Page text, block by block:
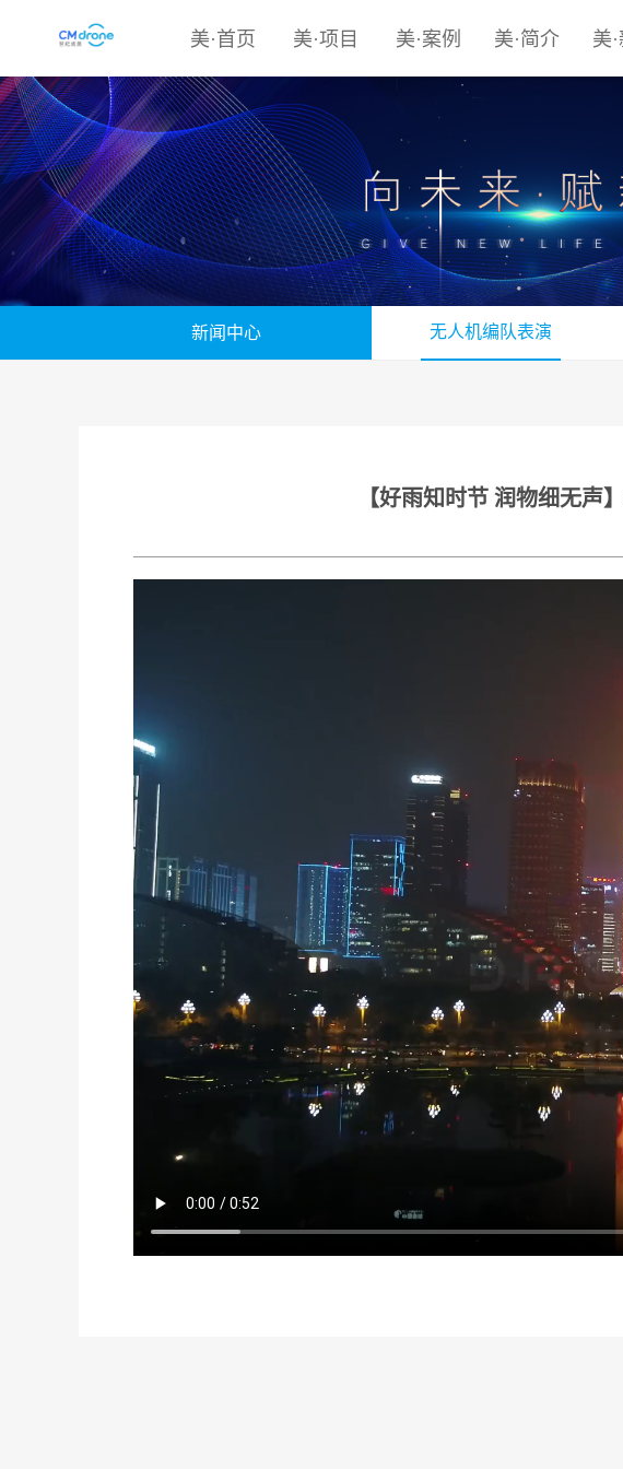
美·首页 美·项目 美·案例 美·简介 美
新闻中心 无人机编队表演
【好雨知时节 润物细无声